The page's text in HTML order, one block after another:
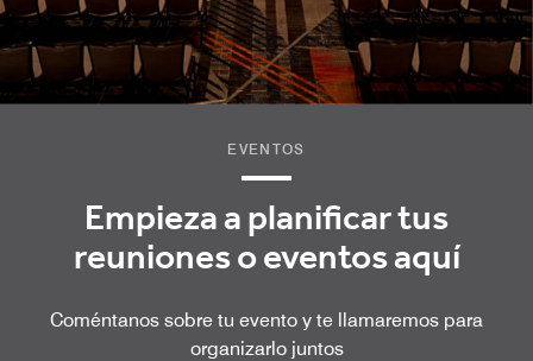
EVENTOS
Empieza a planificar tus
reuniones o eventos aquí
Coméntanos sobre tu evento y te llamaremos para
organizarlo juntos